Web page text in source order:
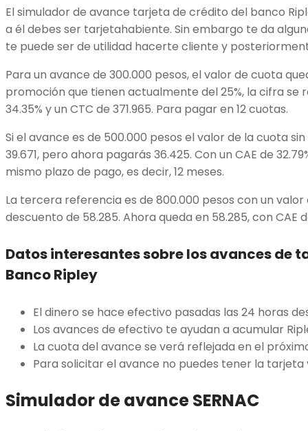
El simulador de avance tarjeta de crédito del banco
a él debes ser tarjetahabiente. Sin embargo te da
te puede ser de utilidad hacerte cliente y
Para un avance de 300.000 pesos, el valor de cuota
promoción que tienen actualmente del 25%, la cifra se
34.35% y un CTC de 371.965. Para pagar en 12 cuotas.
Si el avance es de 500.000 pesos el valor de la cuota
39.671, pero ahora pagarás 36.425. Con un CAE de
mismo plazo de pago, es decir, 12 meses.
La tercera referencia es de 800.000 pesos con un
descuento de 58.285. Ahora queda en 58.285, con CAE
Datos interesantes sobre los avances de
Banco Ripley
El dinero se hace efectivo pasadas las 24 horas
Los avances de efectivo te ayudan a acumular
La cuota del avance se verá reflejada en el
Para solicitar el avance no puedes tener la tarjeta
Simulador de avance SERNAC